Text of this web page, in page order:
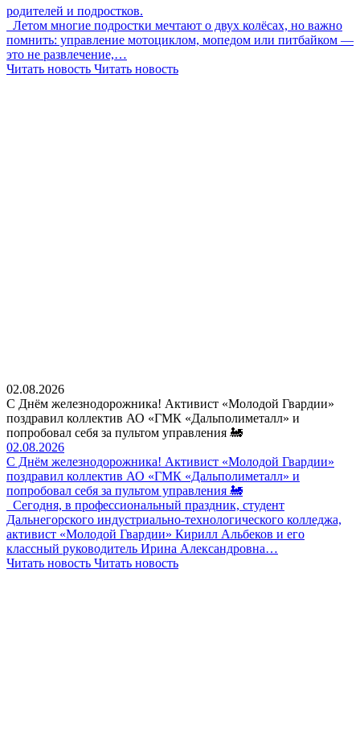
родителей и подростков.
Летом многие подростки мечтают о двух колёсах, но важно
помнить: управление мотоциклом, мопедом или питбайком —
это не развлечение,…
Читать новость Читать новость
02.08.2026
С Днём железнодорожника! Активист «Молодой Гвардии»
поздравил коллектив АО «ГМК «Дальполиметалл» и
попробовал себя за пультом управления 🚂
02.08.2026
С Днём железнодорожника! Активист «Молодой Гвардии»
поздравил коллектив АО «ГМК «Дальполиметалл» и
попробовал себя за пультом управления 🚂
Сегодня, в профессиональный праздник, студент
Дальнегорского индустриально-технологического колледжа,
активист «Молодой Гвардии» Кирилл Альбеков и его
классный руководитель Ирина Александровна…
Читать новость Читать новость